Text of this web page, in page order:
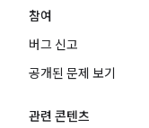
참여
버그 신고
공개된 문제 보기
관련 콘텐츠